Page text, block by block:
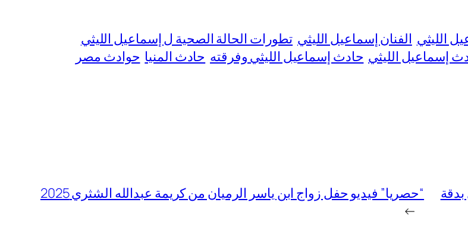
الليثي الفنان إسماعيل الليثي تطورات الحالة الصحية ل إسماعيل الليثي
إسماعيل الليثي حادث إسماعيل الليثي وفرقته حادث المنيا حوادث مصر
الجامعة +18 كامل بدقة
“حصريا” فيديو حفل زواج ابن ياسر الرميان من كريمة عبدالله الشثري 2025
→